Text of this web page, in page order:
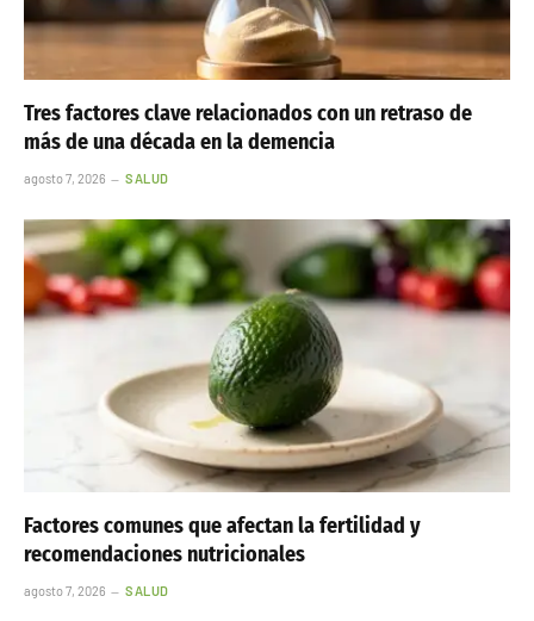
Tres factores clave relacionados con un retraso de
más de una década en la demencia
agosto 7, 2026 SALUD
Factores comunes que afectan la fertilidad y
recomendaciones nutricionales
agosto 7, 2026 SALUD